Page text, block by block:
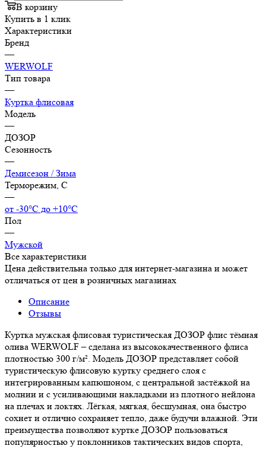
В корзину
Купить в 1 клик
Характеристики
Бренд
—
WERWOLF
Тип товара
—
Куртка флисовая
Модель
—
ДОЗОР
Сезонность
—
Демисезон / Зима
Терморежим, C
—
от -30°С до +10°С
Пол
—
Мужской
Все характеристики
Цена действительна только для интернет-магазина и может
отличаться от цен в розничных магазинах
Описание
Отзывы
Куртка мужская флисовая туристическая ДОЗОР флис тёмная
олива WERWOLF – сделана из высококачественного флиса
плотностью 300 г/м². Модель ДОЗОР представляет собой
туристическую флисовую куртку среднего слоя с
интегрированным капюшоном, с центральной застёжкой на
молнии и с усиливающими накладками из плотного нейлона
на плечах и локтях. Лёгкая, мягкая, бесшумная, она быстро
сохнет и отлично сохраняет тепло, даже будучи влажной. Эти
преимущества позволяют куртке ДОЗОР пользоваться
популярностью у поклонников тактических видов спорта,